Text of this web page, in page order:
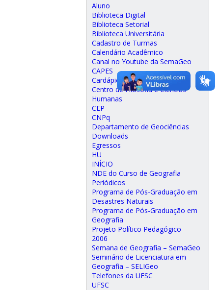
Aluno
Biblioteca Digital
Biblioteca Setorial
Biblioteca Universitária
Cadastro de Turmas
Calendário Acadêmico
Canal no Youtube da SemaGeo
CAPES
Cardápio RU
Centro de Filosofia e Ciências
Humanas
CEP
CNPq
Departamento de Geociências
Downloads
Egressos
HU
INÍCIO
NDE do Curso de Geografia
Periódicos
Programa de Pós-Graduação em
Desastres Naturais
Programa de Pós-Graduação em
Geografia
Projeto Político Pedagógico –
2006
Semana de Geografia – SemaGeo
Seminário de Licenciatura em
Geografia – SELIGeo
Telefones da UFSC
UFSC